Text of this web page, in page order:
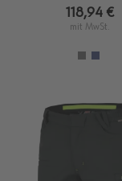
100%
118,94 €
mit MwSt.